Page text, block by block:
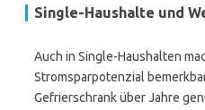
Single-Haushalte und
Auch in Single-Haushalten
Stromsparpotenzial
Gefrierschrank über Jahre